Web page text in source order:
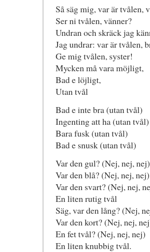
Så säg mig, var är tvålen,
Ser ni tvålen, vänner?
Undran och skräck jag
Jag undrar: var är tvålen,
Ge mig tvålen, syster!
Mycken må vara möjligt,
Bad e löjligt,
Utan tvål
Bad e inte bra (utan tvål)
Ingenting att ha (utan tvål)
Bara fusk (utan tvål)
Bad e snusk (utan tvål)
Var den gul? (Nej, nej, nej)
Var den blå? (Nej, nej, nej)
Var den svart? (Nej, nej,
En liten rutig tvål
Säg, var den lång? (Nej,
Var den kort? (Nej, nej,
En fet tvål? (Nej, nej, nej)
En liten knubbig tvål.